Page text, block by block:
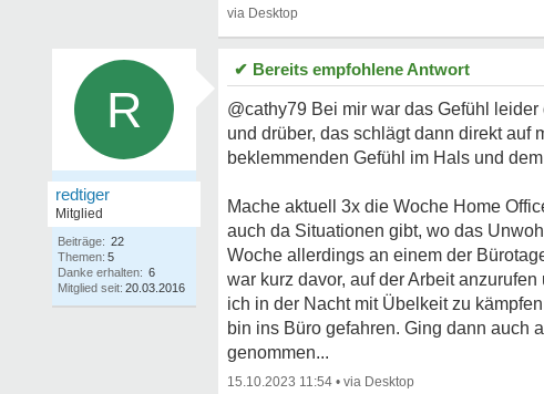
R
redtiger
Mitglied
Beiträge: 22
Themen: 5
Danke erhalten: 6
Mitglied seit: 20.03.2016
✔ Bereits empfohlene Antwort
@cathy79 Bei mir war das Gefühl
und drüber, das schlägt dann direkt auf
beklemmenden Gefühl im Hals und
Mache aktuell 3x die Woche Home
auch da Situationen gibt, wo das
Woche allerdings an einem der
war kurz davor, auf der Arbeit
ich in der Nacht mit Übelkeit zu
bin ins Büro gefahren. Ging dann auch
genommen...
15.10.2023 11:54 •